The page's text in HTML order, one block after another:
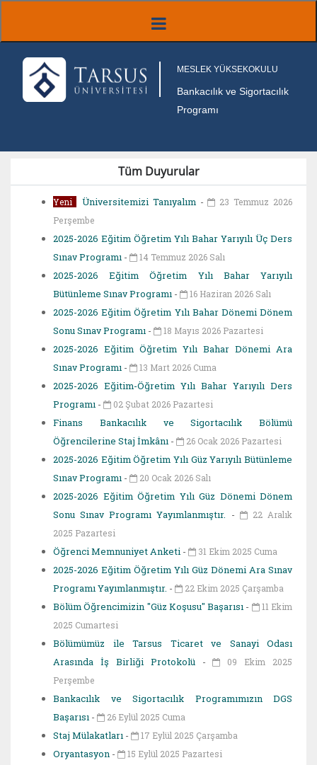
MESLEK YÜKSEKOKULU
Bankacılık ve Sigortacılık
Programı
Tüm Duyurular
Yeni Üniversitemizi Tanıyalım -
23 Temmuz 2026
Perşembe
2025-2026 Eğitim Öğretim Yılı Bahar Yarıyılı Üç Ders
Sınav Programı - 14 Temmuz 2026 Salı
2025-2026 Eğitim Öğretim Yılı Bahar Yarıyılı
Bütünleme Sınav Programı - 16 Haziran 2026 Salı
2025-2026 Eğitim Öğretim Yılı Bahar Dönemi Dönem
Sonu Sınav Programı - 18 Mayıs 2026 Pazartesi
2025-2026 Eğitim Öğretim Yılı Bahar Dönemi Ara
Sınav Programı - 13 Mart 2026 Cuma
2025-2026 Eğitim-Öğretim Yılı Bahar Yarıyılı Ders
Programı - 02 Şubat 2026 Pazartesi
Finans Bankacılık ve Sigortacılık Bölümü
Öğrencilerine Staj İmkânı - 26 Ocak 2026 Pazartesi
2025-2026 Eğitim Öğretim Yılı Güz Yarıyılı Bütünleme
Sınav Programı - 20 Ocak 2026 Salı
2025-2026 Eğitim Öğretim Yılı Güz Dönemi Dönem
Sonu Sınav Programı Yayımlanmıştır. -
22 Aralık
2025 Pazartesi
Öğrenci Memnuniyet Anketi - 31 Ekim 2025 Cuma
2025-2026 Eğitim Öğretim Yılı Güz Dönemi Ara Sınav
Programı Yayımlanmıştır. - 22 Ekim 2025 Çarşamba
Bölüm Öğrencimizin "Güz Koşusu" Başarısı -
11 Ekim
2025 Cumartesi
Bölümümüz ile Tarsus Ticaret ve Sanayi Odası
Arasında İş Birliği Protokolü -
09 Ekim 2025
Perşembe
Bankacılık ve Sigortacılık Programımızın DGS
Başarısı - 26 Eylül 2025 Cuma
Staj Mülakatları - 17 Eylül 2025 Çarşamba
Oryantasyon - 15 Eylül 2025 Pazartesi